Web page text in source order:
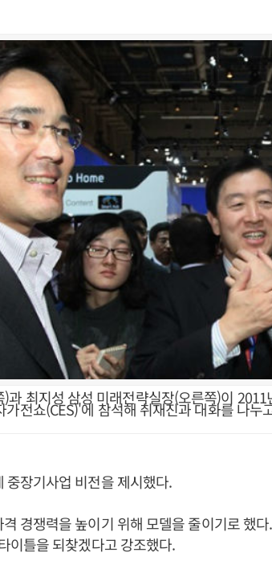
최지성 삼성 미래전략실장(오른쪽)이 2011
전쇼(CES)'에 참석해 취재진과 대화를 나누
장기사업 비전을 제시했다.
경쟁력을 높이기 위해 모델을 줄이기로 했
이틀을 되찾겠다고 강조했다.